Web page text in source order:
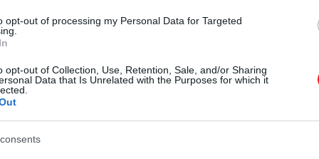
opt-out of processing my Personal Data for Targeted
opt-out of Collection, Use, Retention, Sale, and/or Sharing
Data that Is Unrelated with the Purposes for which it